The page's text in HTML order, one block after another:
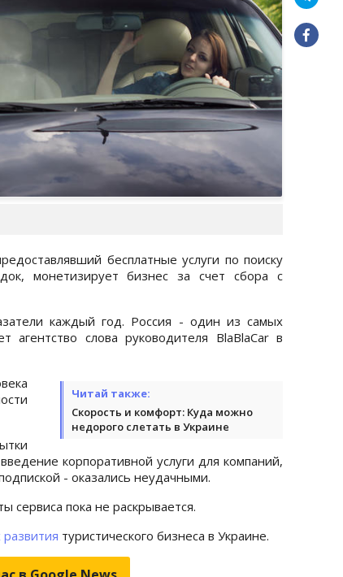
бесплатные услуги по поиску
монетизирует бизнес за счет сбора с
каждый год. Россия - один из самых
агентство слова руководителя BlaBlaCar в
Читай также:
Скорость и комфорт: Куда можно
недорого слетать в Украине
корпоративной услуги для компаний,
- оказались неудачными.
сервиса пока не раскрывается.
развития туристического бизнеса в Украине.